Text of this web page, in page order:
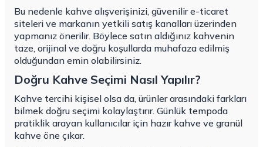
Bu nedenle kahve alışverişinizi, güvenilir e-ticaret
siteleri ve markanın yetkili satış kanalları üzerinden
yapmanız önerilir. Böylece satın aldığınız kahvenin
taze, orijinal ve doğru koşullarda muhafaza edilmiş
olduğundan emin olabilirsiniz.
Doğru Kahve Seçimi Nasıl Yapılır?
Kahve tercihi kişisel olsa da, ürünler arasındaki farkları
bilmek doğru seçimi kolaylaştırır. Günlük tempoda
pratiklik arayan kullanıcılar için hazır kahve ve granül
kahve öne çıkar.